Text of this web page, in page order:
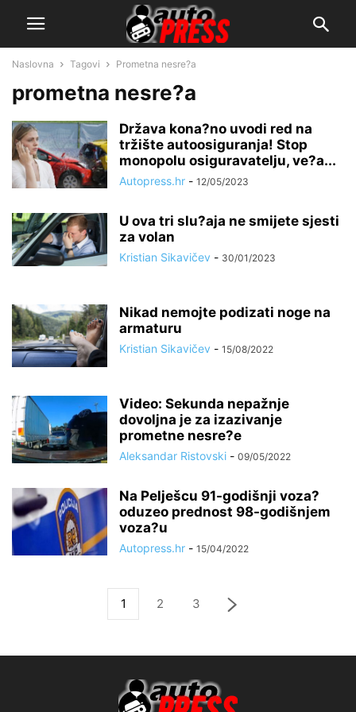
Naslovna Tagovi Prometna nesre?a
prometna nesre?a
Država kona?no uvodi red na
tržište autoosiguranja! Stop
monopolu osiguravatelju, ve?a...
Autopress.hr - 12/05/2023
U ova tri slu?aja ne smijete sjesti
za volan
Kristian Sikavičev - 30/01/2023
Nikad nemojte podizati noge na
armaturu
Kristian Sikavičev - 15/08/2022
Video: Sekunda nepažnje
dovoljna je za izazivanje
prometne nesre?e
Aleksandar Ristovski - 09/05/2022
Na Pelješcu 91-godišnji voza?
oduzeo prednost 98-godišnjem
voza?u
Autopress.hr - 15/04/2022
1 2 3